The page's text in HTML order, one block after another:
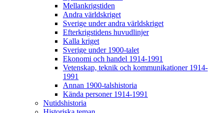
Mellankrigstiden
Andra världskriget
Sverige under andra världskriget
Efterkrigstidens huvudlinjer
Kalla kriget
Sverige under 1900-talet
Ekonomi och handel 1914-1991
Vetenskap, teknik och kommunikationer 1914-
1991
Annan 1900-talshistoria
Kända personer 1914-1991
Nutidshistoria